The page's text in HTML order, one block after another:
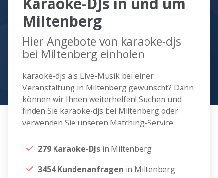
Miltenberg
Hier Angebote von karaoke-djs
bei Miltenberg einholen
karaoke-djs als Live-Musik bei einer
Veranstaltung in Miltenberg gewünscht? Dann
können wir Ihnen weiterhelfen! Suchen und
finden Sie karaoke-djs bei Miltenberg oder
verwenden Sie unseren Matching-Service.
279 Karaoke-DJs in Miltenberg
3454 Kundenanfragen in Miltenberg